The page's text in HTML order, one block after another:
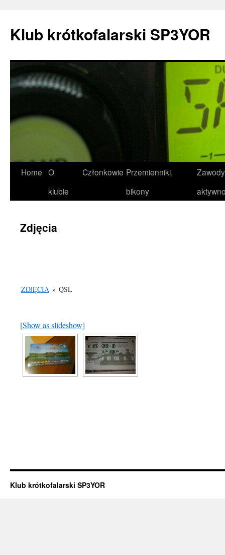
treści
Klub krótkofalarski SP3YOR
Home O
klubie
Członkowie Przemienniki,
bikony
Zdjęcia
ZDJĘCIA » QSL
[Show as slideshow]
Klub krótkofalarski SP3YOR